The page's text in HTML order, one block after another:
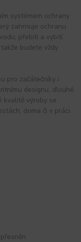
systémem ochrany
zahrnuje ochranu
přebití a vybití.
budete vždy
pro začátečníky i
designu, dlouhé
kvalitě výroby se
doma či v práci.